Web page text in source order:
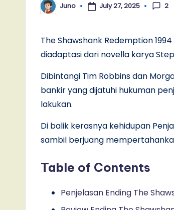
Posted
by
Juno July 27, 2025 2
The Shawshank Redemption
diadaptasi dari novella karya
Dibintangi Tim Robbins dan
bankir yang dijatuhi hukuman
lakukan.
Di balik kerasnya kehidupan
sambil berjuang
Table of Contents
Penjelasan Ending The